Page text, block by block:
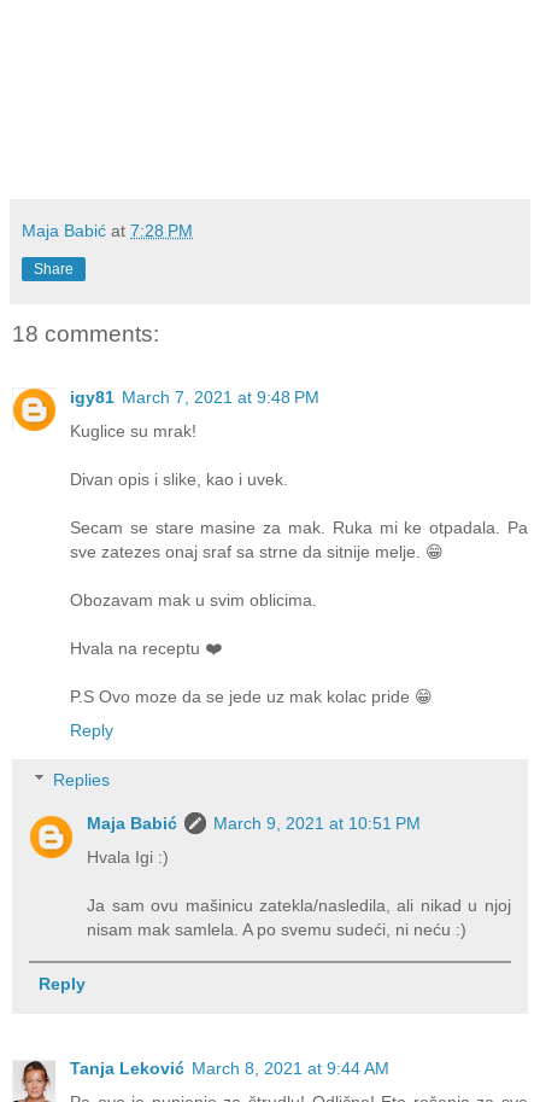
Maja Babić at 7:28 PM
Share
18 comments:
igy81 March 7, 2021 at 9:48 PM
Kuglice su mrak!
Divan opis i slike, kao i uvek.
Secam se stare masine za mak. Ruka mi ke otpadala. Pa
sve zatezes onaj sraf sa strne da sitnije melje. 😁
Obozavam mak u svim oblicima.
Hvala na receptu ❤️
P.S Ovo moze da se jede uz mak kolac pride 😁
Reply
Replies
Maja Babić
March 9, 2021 at 10:51 PM
Hvala Igi :)
Ja sam ovu mašinicu zatekla/nasledila, ali nikad u njoj
nisam mak samlela. A po svemu sudeći, ni neću :)
Reply
Tanja Leković March 8, 2021 at 9:44 AM